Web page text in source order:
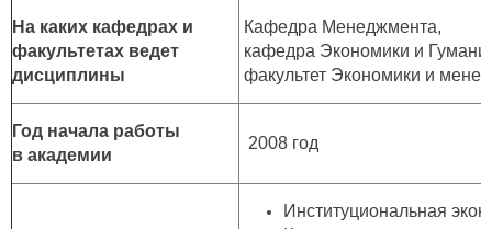
На каких кафедрах и
факультетах ведет
дисциплины
Кафедра Менеджмента,
кафедра Экономики и
факультет Экономики и
Год начала работы
в академии
2008 год
Институциональная